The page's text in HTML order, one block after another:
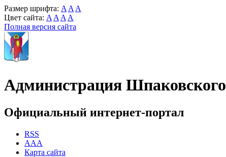
Размер шрифта: A A A
Цвет сайта: A A A A
Полная версия сайта
Администрация
Официальный интернет-портал
RSS
AAA
Карта сайта